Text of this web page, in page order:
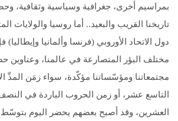
بمراسيم أخرى، جغرافية وسياسية وثقافية،
تاريخنا القريب والبعيد.. أما روسيا والولايات
دول الاتحاد الأوروبي (فرنسا وألمانيا
مختلف البؤر المتصارعة في عالمنا، وعناوين
مجتمعاتنا ومؤسّساتنا مؤكّدة، سواء زمَن المدِّ
التاسع عشر، أو زمن الحروب الباردة في
العشرين، وقد أصبح بعضهم يحضر اليوم بتوسّط